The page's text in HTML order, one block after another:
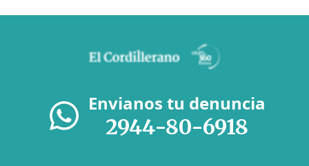
Envianos tu denuncia
2944-80-6918